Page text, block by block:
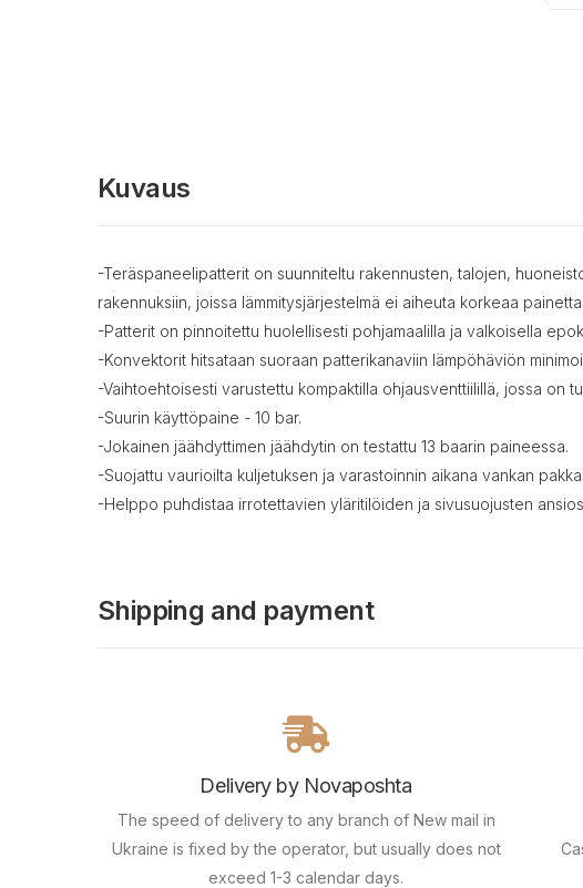
Kuvaus
-Teräspaneelipatterit on suunniteltu rakennusten, talojen,
rakennuksiin, joissa lämmitysjärjestelmä ei aiheuta korkeaa painetta.
-Patterit on pinnoitettu huolellisesti pohjamaalilla ja valkoisella
-Konvektorit hitsataan suoraan patterikanaviin lämpöhäviön
-Vaihtoehtoisesti varustettu kompaktilla ohjausventtiilillä, jossa on
-Suurin käyttöpaine - 10 bar.
-Jokainen jäähdyttimen jäähdytin on testattu 13 baarin paineessa.
-Suojattu vaurioilta kuljetuksen ja varastoinnin aikana vankan
-Helppo puhdistaa irrotettavien yläritilöiden ja sivusuojusten
Shipping and payment
Delivery by Novaposhta
The speed of delivery to any branch of New mail in
Ukraine is fixed by the operator, but usually does not
exceed 1-3 calendar days.